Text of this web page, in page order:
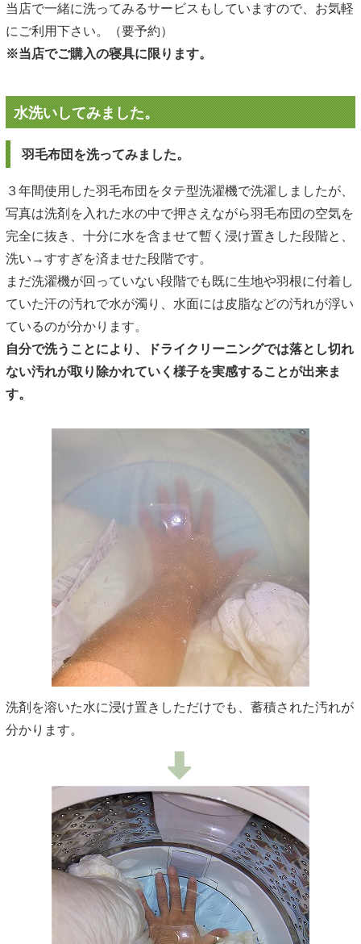
当店で一緒に洗ってみるサービスもしていますので、お気軽
にご利用下さい。（要予約）
※当店でご購入の寝具に限ります。
水洗いしてみました。
羽毛布団を洗ってみました。
３年間使用した羽毛布団をタテ型洗濯機で洗濯しましたが、
写真は洗剤を入れた水の中で押さえながら羽毛布団の空気を
完全に抜き、十分に水を含ませて暫く浸け置きした段階と、
洗い→すすぎを済ませた段階です。
まだ洗濯機が回っていない段階でも既に生地や羽根に付着し
ていた汗の汚れで水が濁り、水面には皮脂などの汚れが浮い
ているのが分かります。
自分で洗うことにより、ドライクリーニングでは落とし切れ
ない汚れが取り除かれていく様子を実感することが出来ま
す。
洗剤を溶いた水に浸け置きしただけでも、蓄積された汚れが
分かります。